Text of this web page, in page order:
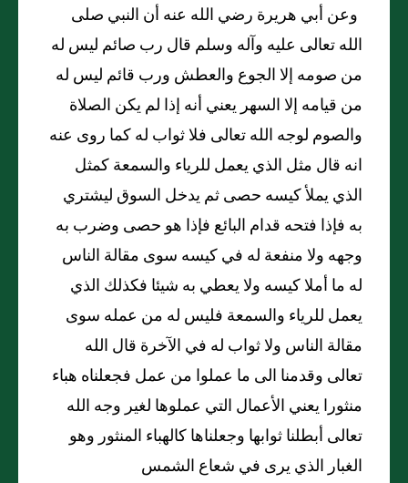
وعن أبي هريرة رضي الله عنه أن النبي صلى
الله تعالى عليه وآله وسلم قال رب صائم ليس له
من صومه إلا الجوع والعطش ورب قائم ليس له
من قيامه إلا السهر يعني أنه إذا لم يكن الصلاة
والصوم لوجه الله تعالى فلا ثواب له كما روى عنه
انه قال مثل الذي يعمل للرياء والسمعة كمثل
الذي يملأ كيسه حصى ثم يدخل السوق ليشتري
به فإذا فتحه قدام البائع فإذا هو حصى وضرب به
وجهه ولا منفعة له في كيسه سوى مقالة الناس
له ما أملا كيسه ولا يعطي به شيئا فكذلك الذي
يعمل للرياء والسمعة فليس له من عمله سوى
مقالة الناس ولا ثواب له في الآخرة قال الله
تعالى وقدمنا الى ما عملوا من عمل فجعلناه هباء
منثورا يعني الأعمال التي عملوها لغير وجه الله
تعالى أبطلنا ثوابها وجعلناها كالهباء المنثور وهو
الغبار الذي يرى في شعاع الشمس